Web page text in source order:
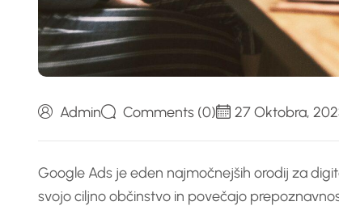
Admin Comments (0) 27 Oktobra,
Google Ads je eden najmočnejših orodij za
svojo ciljno občinstvo in povečajo